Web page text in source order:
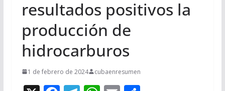
resultados positivos la
producción de
hidrocarburos
1 de febrero de 2024 cubaenresumen